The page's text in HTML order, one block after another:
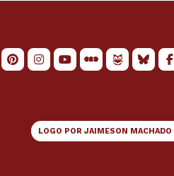
LOGO POR JAIMESON MACHADO